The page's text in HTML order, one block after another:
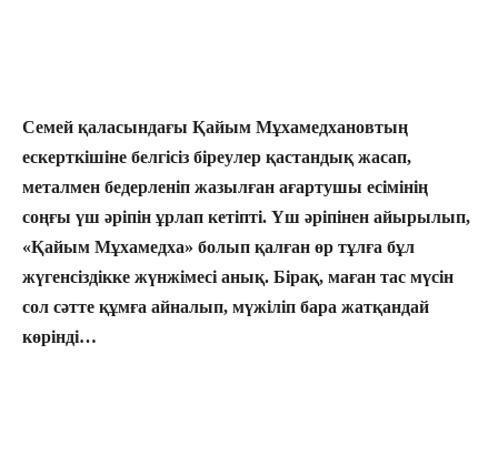
Семей қаласындағы Қайым Мұхамедхановтың
ескерткішіне белгісіз біреулер қастандық жасап,
металмен бедерленіп жазылған ағартушы есімінің
соңғы үш әріпін ұрлап кетіпті. Үш әріпінен айырылып,
«Қайым Мұхамедха» болып қалған өр тұлға бұл
жүгенсіздікке жүнжімесі анық. Бірақ, маған тас мүсін
сол сәтте құмға айналып, мүжіліп бара жатқандай
көрінді…